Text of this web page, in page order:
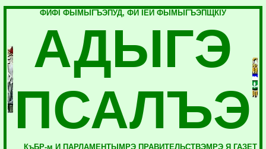
ФИФI ФЫМЫГЪЭПУД, ФИ IЕЙ ФЫМЫГЪЭПЩКIУ
АДЫГЭ
ПСАЛЪЭ
КъБР-м И ПАРЛАМЕНТЫМРЭ ПРАВИТЕЛЬСТВЭМРЭ Я ГАЗЕТ